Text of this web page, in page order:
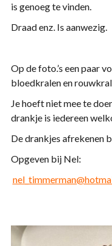
is genoeg te vinden.
Draad enz. Is aanwezig.
Op de foto.’s een paar
bloedkralen en
Je hoeft niet mee te
drankje is iedereen
De drankjes afrekenen
Opgeven bij Nel: